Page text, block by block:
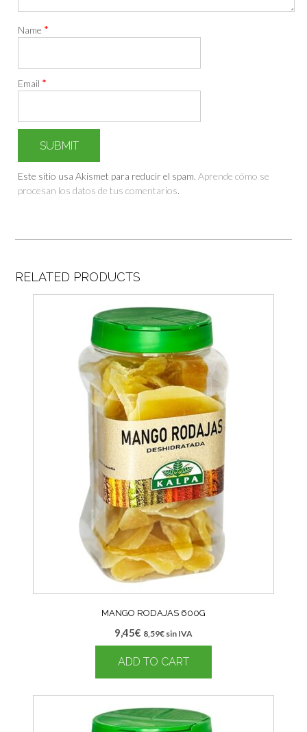
Name *
Email *
Este sitio usa Akismet para reducir el spam.Aprende cómo se
procesan los datos de tus comentarios.
RELATED PRODUCTS
MANGO RODAJAS 600G
9,45€ 8,59€ sin IVA
ADD TO CART